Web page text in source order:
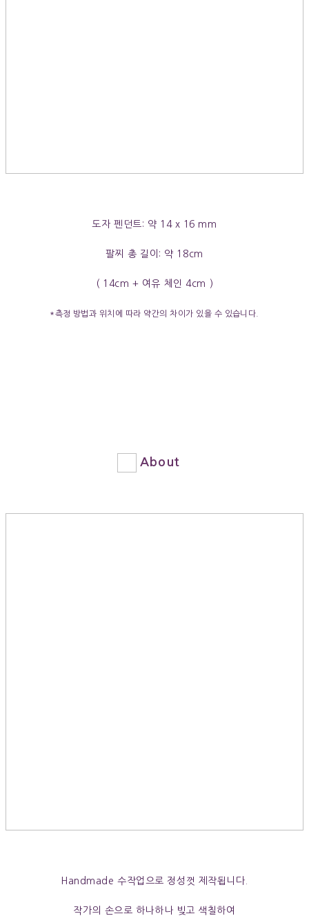
도자 펜던트: 약 14 x 16 mm
팔찌 총 길이: 약 18cm
( 14cm + 여유 체인 4cm )
*측정 방법과 위치에 따라 약간의 차이가 있을 수 있습니다.
About
Handmade 수작업으로 정성껏 제작됩니다.
작가의 손으로 하나하나 빚고 색칠하여